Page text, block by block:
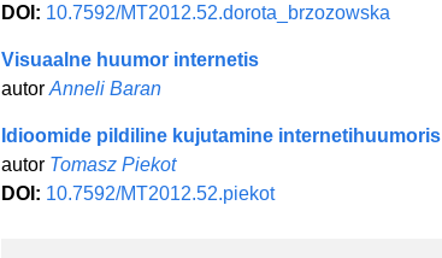
DOI: 10.7592/MT2012.52.dorota_brzozowska
Visuaalne huumor internetis
autor Anneli Baran
Idioomide pildiline kujutamine internetihuumoris
autor Tomasz Piekot
DOI: 10.7592/MT2012.52.piekot